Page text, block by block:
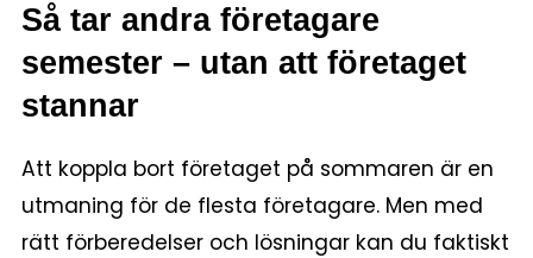
Så tar andra företagare
semester – utan att företaget
stannar
Att koppla bort företaget på sommaren är en
utmaning för de flesta företagare. Men med
rätt förberedelser och lösningar kan du faktiskt